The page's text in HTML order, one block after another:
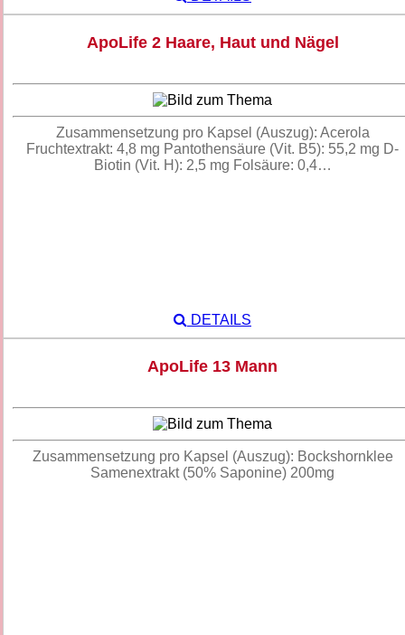
ApoLife 2 Haare, Haut und Nägel
Zusammensetzung pro Kapsel (Auszug): Acerola
Fruchtextrakt: 4,8 mg Pantothensäure (Vit. B5): 55,2 mg D-
Biotin (Vit. H): 2,5 mg Folsäure: 0,4…
DETAILS
ApoLife 13 Mann
Zusammensetzung pro Kapsel (Auszug): Bockshornklee
Samenextrakt (50% Saponine) 200mg